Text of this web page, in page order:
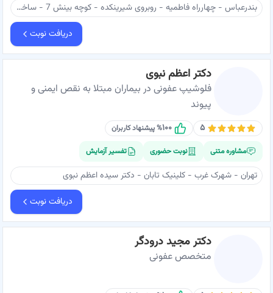
بندرعباس - چهارراه فاطمیه - روبروی شیرینکده - کوچه بینش 7 - ساختمان مارال - طبقه ۵ - مطب دکتر رضائی کلانتری
دریافت نوبت
دکتر اعظم نبوی
فلوشیپ عفونی در بیماران مبتلا به نقص ایمنی و
پیوند
۵ ۱۰۰% پیشنهاد کاربران
مشاوره متنی نوبت حضوری تفسیر آزمایش
تهران - شهرک غرب - کلینیک تابان - دکتر سیده اعظم نبوی
دریافت نوبت
دکتر مجید درودگر
متخصص عفونی